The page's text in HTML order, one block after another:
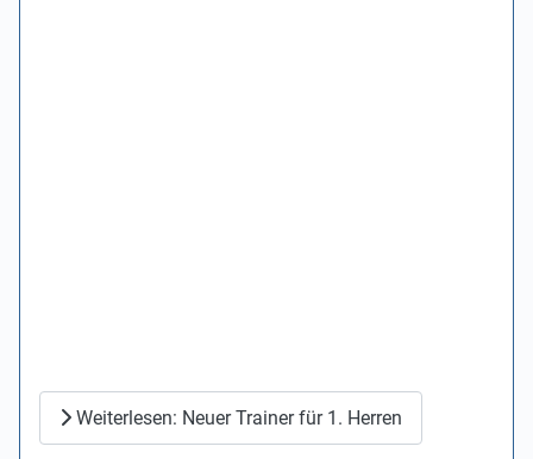
Weiterlesen: Neuer Trainer für 1. Herren